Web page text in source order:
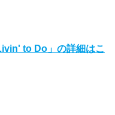
to Do」の詳細はこ